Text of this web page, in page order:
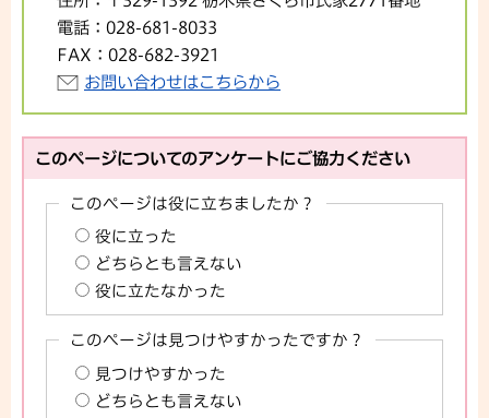
電話： 028-681-8033
FAX： 028-682-3921
お問い合わせはこちらから
このページについてのアンケートにご協力ください
このページは役に立ちましたか？
役に立った
どちらとも言えない
役に立たなかった
このページは見つけやすかったですか？
見つけやすかった
どちらとも言えない